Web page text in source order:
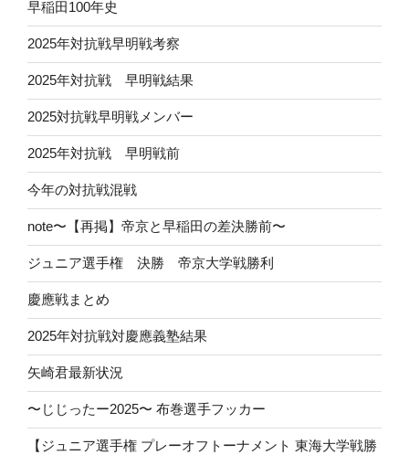
早稲田100年史
2025年対抗戦早明戦考察
2025年対抗戦 早明戦結果
2025対抗戦早明戦メンバー
2025年対抗戦 早明戦前
今年の対抗戦混戦
note〜【再掲】帝京と早稲田の差決勝前〜
ジュニア選手権 決勝 帝京大学戦勝利
慶應戦まとめ
2025年対抗戦対慶應義塾結果
矢崎君最新状況
〜じじったー2025〜 布巻選手フッカー
【ジュニア選手権 プレーオフトーナメント 東海大学戦勝